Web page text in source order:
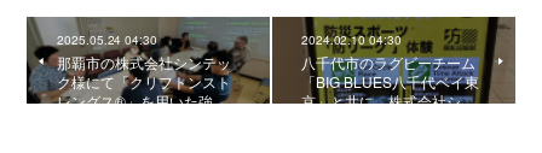
2025.05.24 04:30
那覇市の株式会社シンテッ
ク様にて「クリフトンスト
レングス®」を用いた強…
2024.02.10 04:30
八千代市のラグビーチーム
「BIG BLUES八千代ベイ東
京」と共に、株式会社シ…